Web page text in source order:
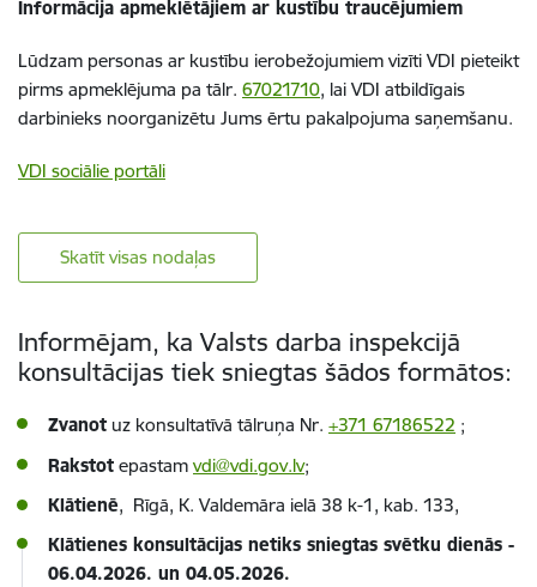
Informācija apmeklētājiem ar kustību traucējumiem
Lūdzam personas ar kustību ierobežojumiem vizīti VDI pieteikt
pirms apmeklējuma pa tālr. 67021710, lai VDI atbildīgais
darbinieks noorganizētu Jums ērtu pakalpojuma saņemšanu.
VDI sociālie portāli
Skatīt visas nodaļas
Informējam, ka Valsts darba inspekcijā
konsultācijas tiek sniegtas šādos formātos:
Zvanot uz konsultatīvā tālruņa Nr. +371 67186522 ;
Rakstot epastam vdi@vdi.gov.lv;
Klātienē, Rīgā, K. Valdemāra ielā 38 k-1, kab. 133,
Klātienes konsultācijas netiks sniegtas svētku dienās -
06.04.2026. un 04.05.2026.